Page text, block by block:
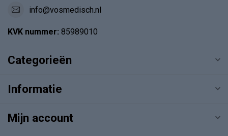
info@vosmedisch.nl
KVK nummer: 85989010
Categorieën
Informatie
Mijn account